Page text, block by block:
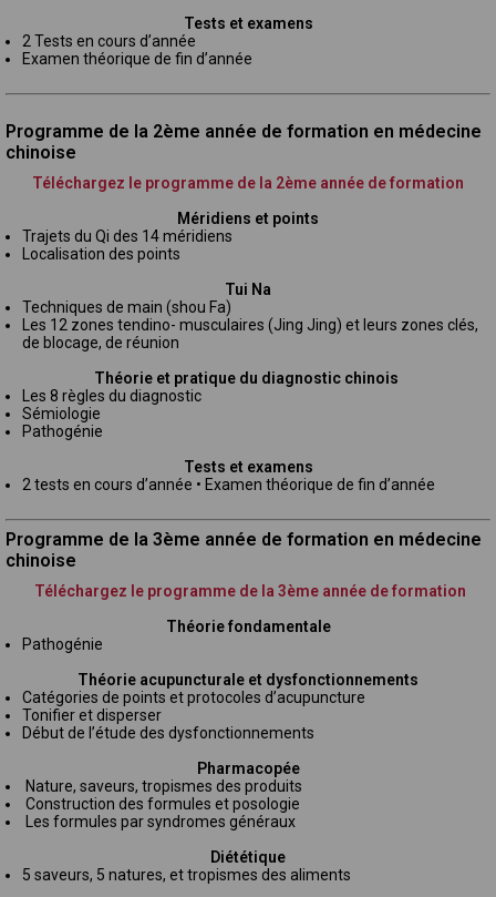
Tests et examens
2 Tests en cours d’année
Examen théorique de fin d’année
Programme de la 2ème année de formation en médecine
chinoise
Téléchargez le programme de la 2ème année de formation
Méridiens et points
Trajets du Qi des 14 méridiens
Localisation des points
Tui Na
Techniques de main (shou Fa)
Les 12 zones tendino- musculaires (Jing Jing) et leurs zones clés,
de blocage, de réunion
Théorie et pratique du diagnostic chinois
Les 8 règles du diagnostic
Sémiologie
Pathogénie
Tests et examens
2 tests en cours d’année • Examen théorique de fin d’année
Programme de la 3ème année de formation en médecine
chinoise
Téléchargez le programme de la 3ème année de formation
Théorie fondamentale
Pathogénie
Théorie acupuncturale et dysfonctionnements
Catégories de points et protocoles d’acupuncture
Tonifier et disperser
Début de l’étude des dysfonctionnements
Pharmacopée
Nature, saveurs, tropismes des produits
Construction des formules et posologie
Les formules par syndromes généraux
Diététique
5 saveurs, 5 natures, et tropismes des aliments